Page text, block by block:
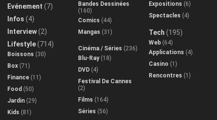
Evénement (7)
Infos (4)
Interview(2)
Lifestyle(714)
Boissons (30)
Box (71)
Finance (11)
Food (50)
Jardin (29)
Kids (81)
Bandes Dessinées
(160)
Comics (44)
Mangas (31)
Cinéma / Séries (236)
Blu-Ray(18)
DVD (4)
Festival De Cannes
(2)
Films (164)
Séries (56)
Expositions (6)
Spectacles (4)
Tech (195)
Web (64)
Applications (4)
Casino (1)
Rencontres (1)